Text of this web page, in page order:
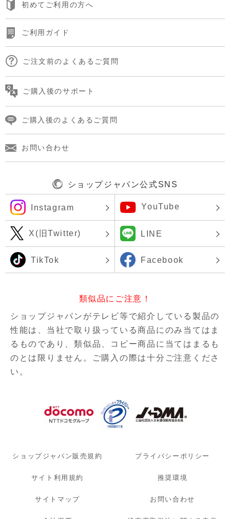
初めてご利用の方へ
ご利用ガイド
ご注文前のよくあるご質問
ご購入後のサポート
ご購入後のよくあるご質問
お問い合わせ
ショップジャパン公式SNS
Instagram YouTube
X(旧Twitter) LINE
TikTok Facebook
類似品にご注意！
ショップジャパンがテレビ等で紹介している製品の
性能は、当社で取り扱っている商品にのみ当てはま
るものであり、類似品、コピー商品に当てはまるも
のとは限りません。ご購入の際は十分ご注意くださ
い。
ショップジャパン販売規約 プライバシーポリシー
サイト利用規約 推奨環境
サイトマップ お問い合わせ